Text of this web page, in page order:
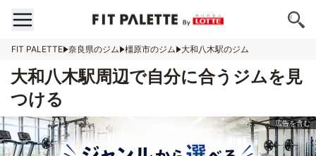
FIT PALETTE 奈良県のジム 橿原市のジム 大和八木駅のジム
大和八木駅周辺で自分に合うジムを見
つける